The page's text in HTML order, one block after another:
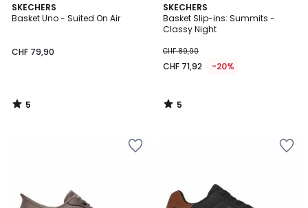
SKECHERS
Basket Uno - Suited On Air
CHF 79,90
5
/
5
/
SKECHERS
Basket Slip-ins: Summits -
Classy Night
CHF 89,90
CHF 71,92 -20%
5
/
5
5
/